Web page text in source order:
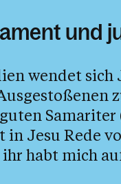
und
wendet sich
Samariter
in Jesu Rede
habt mich